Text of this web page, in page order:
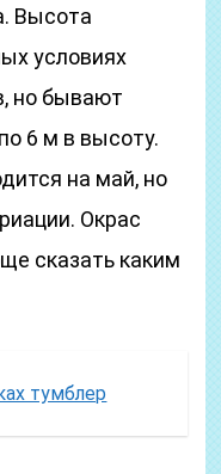
Высота
условиях
но бывают
6 м в высоту.
на май, но
Окрас
сказать каким
тумблер